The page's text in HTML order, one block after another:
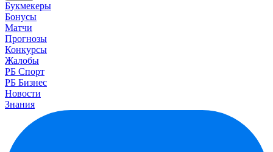
Букмекеры
Бонусы
Матчи
Прогнозы
Конкурсы
Жалобы
РБ Спорт
РБ Бизнес
Новости
Знания